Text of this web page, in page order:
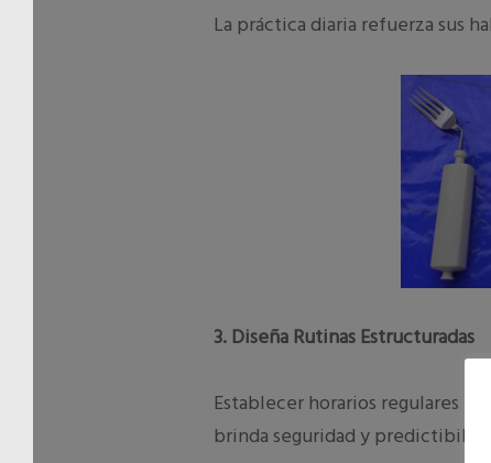
La práctica diaria refuerza sus
3. Diseña Rutinas Estructuradas
Establecer horarios regulares
brinda seguridad y predictibilidad.